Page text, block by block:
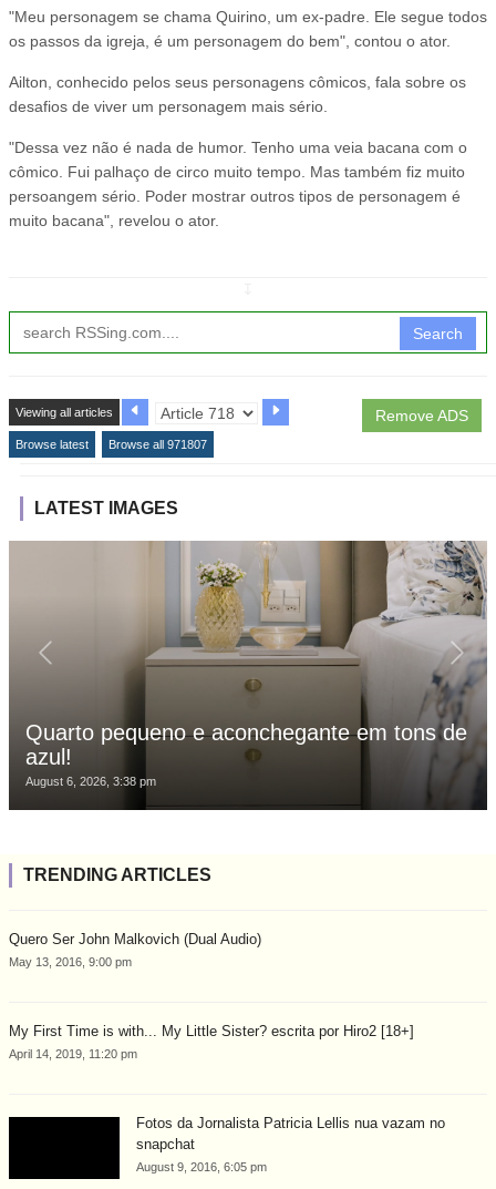
"Meu personagem se chama Quirino, um ex-padre. Ele segue todos
os passos da igreja, é um personagem do bem", contou o ator.
Ailton, conhecido pelos seus personagens cômicos, fala sobre os
desafios de viver um personagem mais sério.
"Dessa vez não é nada de humor. Tenho uma veia bacana com o
cômico. Fui palhaço de circo muito tempo. Mas também fiz muito
persoangem sério. Poder mostrar outros tipos de personagem é
muito bacana", revelou o ator.
Search
Remove ADS
Viewing all articles
Browse latest Browse all 971807
LATEST IMAGES
Quarto pequeno e aconchegante em tons de
azul!
August 6, 2026, 3:38 pm
TRENDING ARTICLES
Quero Ser John Malkovich (Dual Audio)
May 13, 2016, 9:00 pm
My First Time is with... My Little Sister? escrita por Hiro2 [18+]
April 14, 2019, 11:20 pm
Fotos da Jornalista Patricia Lellis nua vazam no
snapchat
August 9, 2016, 6:05 pm